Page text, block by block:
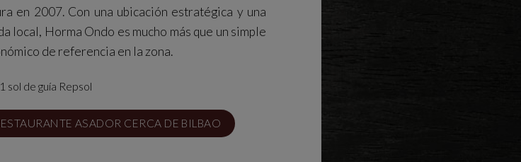
en 2007. Con una ubicación estratégica y una
local, Horma Ondo es mucho más que un simple
de referencia en la zona.
1 sol de guía Repsol
ASADOR CERCA DE BILBAO